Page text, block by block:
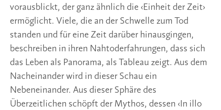
vorausblickt, der ganz ähnlich die ‹Einheit der Zeit›
ermöglicht. Viele, die an der Schwelle zum Tod
standen und für eine Zeit darüber hinausgingen,
beschreiben in ihren Nahtoderfahrungen, dass sich
das Leben als Panorama, als Tableau zeigt. Aus dem
Nacheinander wird in dieser Schau ein
Nebeneinander. Aus dieser Sphäre des
Überzeitlichen schöpft der Mythos, dessen ‹In illo